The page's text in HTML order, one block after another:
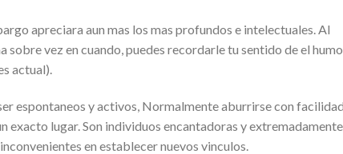
apreciara aun mas los mas profundos e intelectuales. Al
sobre vez en cuando, puedes recordarle tu sentido de el
actual).
espontaneos y activos, Normalmente aburrirse con
exacto lugar. Son individuos encantadoras y extremadamente
en establecer nuevos vinculos.